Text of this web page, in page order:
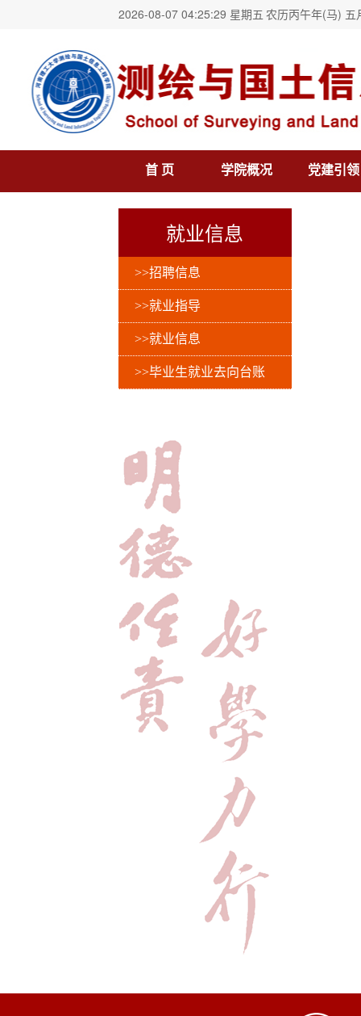
2026-08-07 04:25:29 星期五 农历丙午年(马) 五
首 页 学院概况 党建引领
就业信息
>>招聘信息
>>就业指导
>>就业信息
>>毕业生就业去向台账